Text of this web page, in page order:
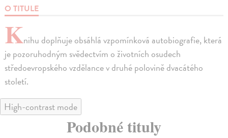
O TITULE
Knihu doplňuje obsáhlá vzpomínková autobiografie, která
je pozoruhodným svědectvím o životních osudech
středoevropského vzdělance v druhé polovině dvacátého
století.
High-contrast mode
Podobné tituly